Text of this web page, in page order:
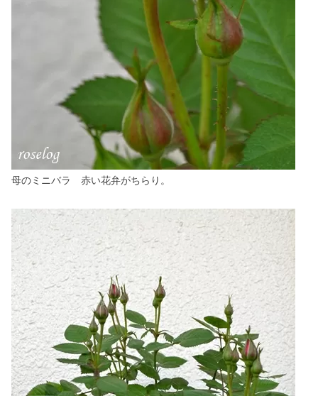
母のミニバラ 赤い花弁がちらり。